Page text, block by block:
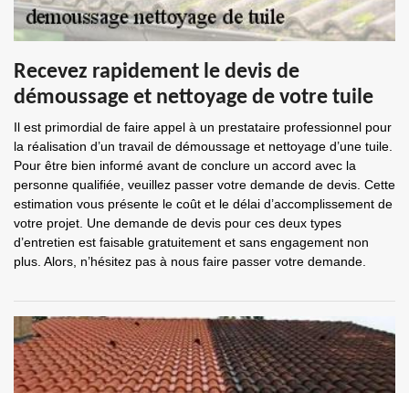
Recevez rapidement le devis de
démoussage et nettoyage de votre tuile
Il est primordial de faire appel à un prestataire professionnel pour
la réalisation d’un travail de démoussage et nettoyage d’une tuile.
Pour être bien informé avant de conclure un accord avec la
personne qualifiée, veuillez passer votre demande de devis. Cette
estimation vous présente le coût et le délai d’accomplissement de
votre projet. Une demande de devis pour ces deux types
d’entretien est faisable gratuitement et sans engagement non
plus. Alors, n’hésitez pas à nous faire passer votre demande.